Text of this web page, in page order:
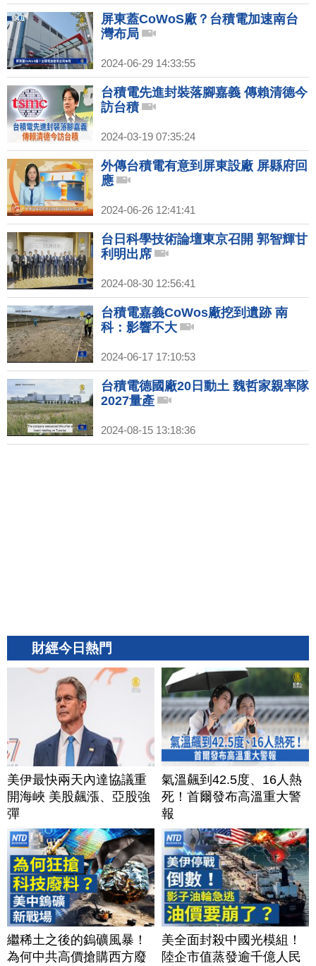
屏東蓋CoWoS廠？台積電加速南台
灣布局
2024-06-29 14:33:55
台積電先進封裝落腳嘉義 傳賴清德今
訪台積
2024-03-19 07:35:24
外傳台積電有意到屏東設廠 屏縣府回
應
2024-06-26 12:41:41
台日科學技術論壇東京召開 郭智輝甘
利明出席
2024-08-30 12:56:41
台積電嘉義CoWos廠挖到遺跡 南
科：影響不大
2024-06-17 17:10:53
台積電德國廠20日動土 魏哲家親率隊
2027量產
2024-08-15 13:18:36
財經今日熱門
美伊最快兩天內達協議重
開海峽 美股飆漲、亞股強
彈
氣溫飆到42.5度、16人熱
死！首爾發布高溫重大警
報
繼稀土之後的鎢礦風暴！
為何中共高價搶購西方廢
美全面封殺中國光模組！
陸企市值蒸發逾千億人民